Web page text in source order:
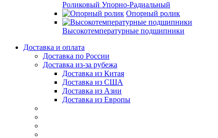
Роликовый Упорно-Радиальный
Опорный ролик
Высокотемпературные подшипники
Доставка и оплата
Доставка по России
Доставка из-за рубежа
Доставка из Китая
Доставка из США
Доставка из Азии
Доставка из Европы